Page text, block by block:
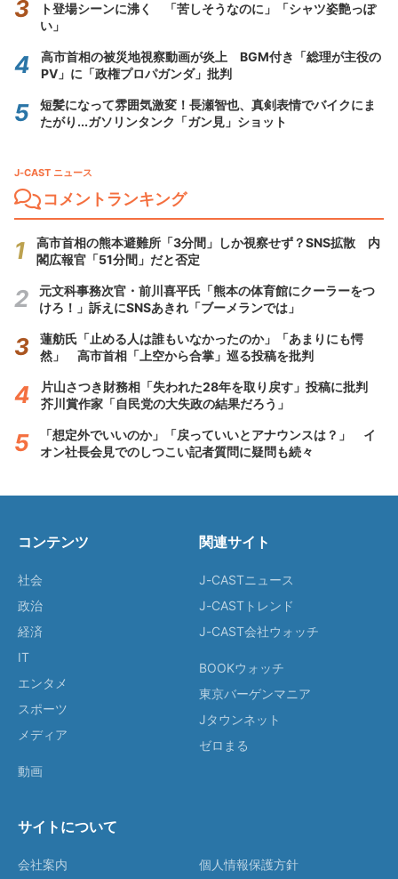
ト登場シーンに沸く 「苦しそうなのに」「シャツ姿艶っぽ
い」
高市首相の被災地視察動画が炎上 BGM付き「総理が主役の
PV」に「政権プロパガンダ」批判
短髪になって雰囲気激変！長瀬智也、真剣表情でバイクにま
たがり...ガソリンタンク「ガン見」ショット
J-CAST ニュース
コメントランキング
高市首相の熊本避難所「3分間」しか視察せず？SNS拡散 内
閣広報官「51分間」だと否定
元文科事務次官・前川喜平氏「熊本の体育館にクーラーをつ
けろ！」訴えにSNSあきれ「ブーメランでは」
蓮舫氏「止める人は誰もいなかったのか」「あまりにも愕
然」 高市首相「上空から合掌」巡る投稿を批判
片山さつき財務相「失われた28年を取り戻す」投稿に批判
芥川賞作家「自民党の大失政の結果だろう」
「想定外でいいのか」「戻っていいとアナウンスは？」 イ
オン社長会見でのしつこい記者質問に疑問も続々
コンテンツ
社会
政治
経済
IT
エンタメ
スポーツ
メディア
動画
関連サイト
J-CASTニュース
J-CASTトレンド
J-CAST会社ウォッチ
BOOKウォッチ
東京バーゲンマニア
Jタウンネット
ゼロまる
サイトについて
会社案内 個人情報保護方針